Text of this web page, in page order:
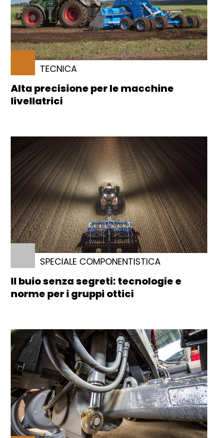
TECNICA
Alta precisione per le macchine
livellatrici
SPECIALE COMPONENTISTICA
Il buio senza segreti: tecnologie e
norme per i gruppi ottici